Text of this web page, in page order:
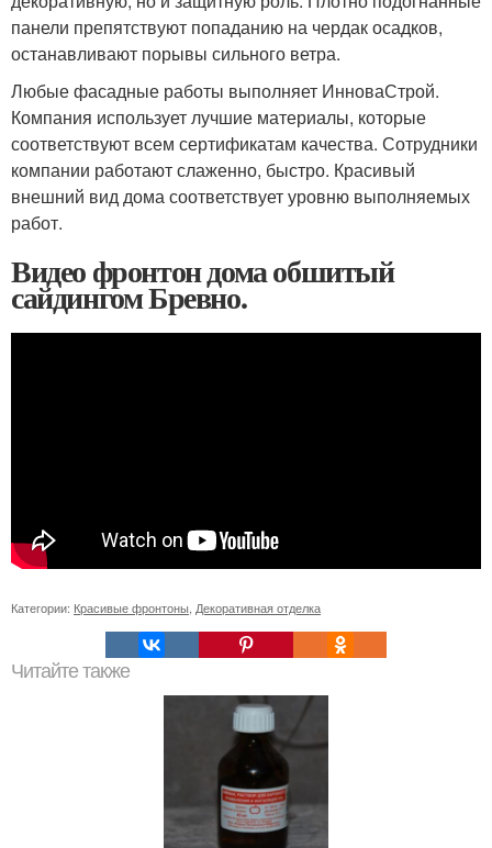
панели препятствуют попаданию на чердак осадков,
останавливают порывы сильного ветра.
Любые фасадные работы выполняет ИнноваСтрой.
Компания использует лучшие материалы, которые
соответствуют всем сертификатам качества. Сотрудники
компании работают слаженно, быстро. Красивый
внешний вид дома соответствует уровню выполняемых
работ.
Видео фронтон дома обшитый
сайдингом Бревно.
Категории: Красивые фронтоны Декоративная отделка
Читайте также